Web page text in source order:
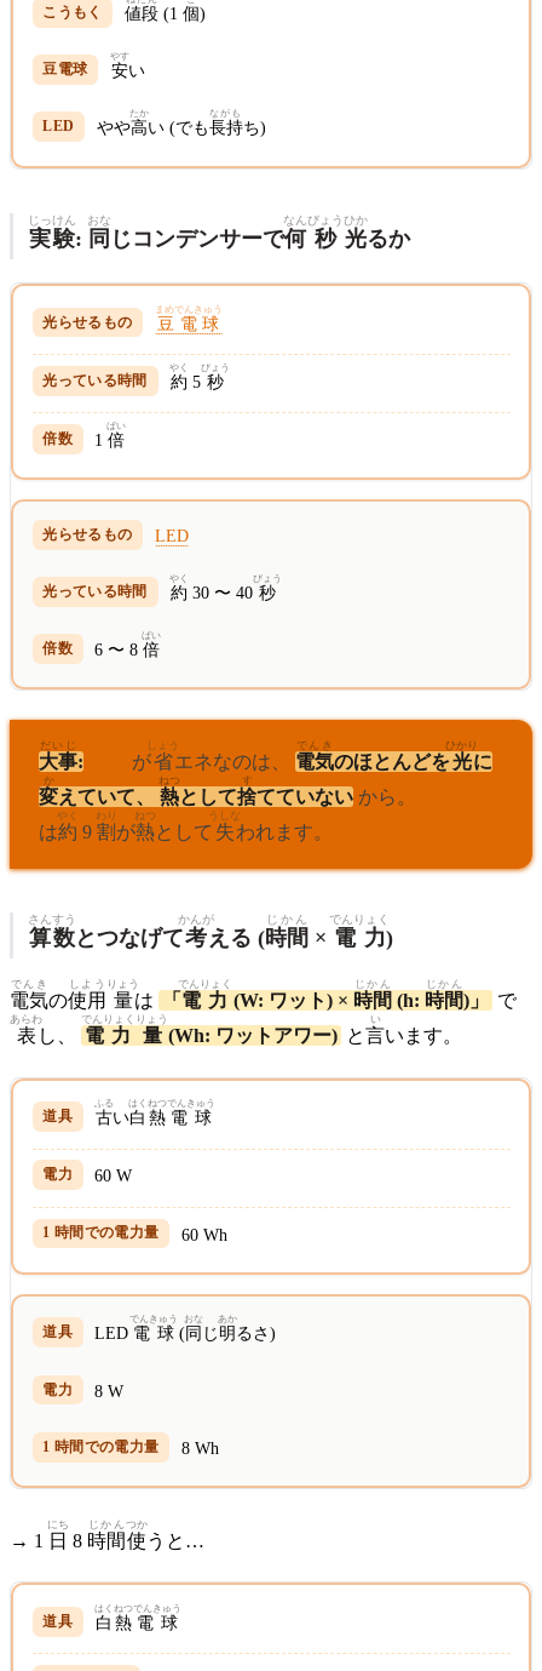
値段 (1個)
安
やす
い
やや高
たか
い (でも長持
ながも
ち)
実
じっ
験
けん
: 同
おな
じコンデンサーで何
なん
秒
びょう
光
ひか
るか
豆電球
まめでんきゅう
約
やく
5 秒
びょう
1倍
ばい
LED
約
やく
30 〜 40 秒
びょう
6 〜 8倍
ばい
大事
だいじ
: が省
しょう
エネなのは、 電気
でんき
のほとんどを光
ひかり
に
変
か
えていて、 熱
ねつ
として捨
す
てていない から。
は約
やく
9 割
わり
が熱
ねつ
として 失
うしな
われます。
算数
さんすう
とつなげて考
かんが
える (時間
じかん
× 電力
でんりょく
)
電気
でんき
の使用
しよう
量
りょう
は 「 電力
でんりょく
(W: ワット) × 時間
じかん
(h: 時間
じかん
)」
で
表
あらわ
し、 電力
でんりょく
量
りょう
(Wh: ワットアワー) と言
い
います。
古
ふる
い白熱
はくねつ
電球
でんきゅう
60 W
60 Wh
LED 電球
でんきゅう
( 同
おな
じ 明
あか
るさ)
8 W
8 Wh
→ 1 日
にち
8 時間
じかん
使
つか
うと…
白熱
はくねつ
電球
でんきゅう